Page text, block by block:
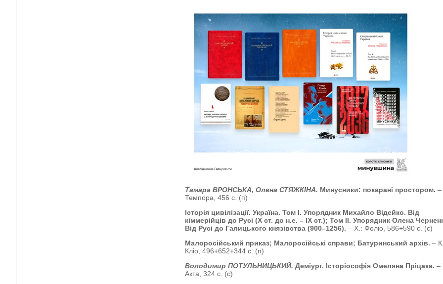
Тамара ВРОНСЬКА, Олена СТЯЖКІНА. Минусники: покарані простором.–
Темпора, 456 с. (п)
Історія цивілізації. Україна. Том І. Упорядник Михайло Відейко. Від
кіммерійців до Русі (Х ст. до н.е. – ІХ ст.); Том ІІ. Упорядник Олена
Від Русі до Галицького князівства (900–1256).– Х.: Фоліо, 586+590 с. (с)
Малоросійський приказ; Малоросійські справи; Батуринський архів.–
Кліо, 496+652+344 с. (п)
Володимир ПОТУЛЬНИЦЬКИЙ.Деміург. Історіософія Омеляна Пріцака.–
Акта, 324 с. (с)